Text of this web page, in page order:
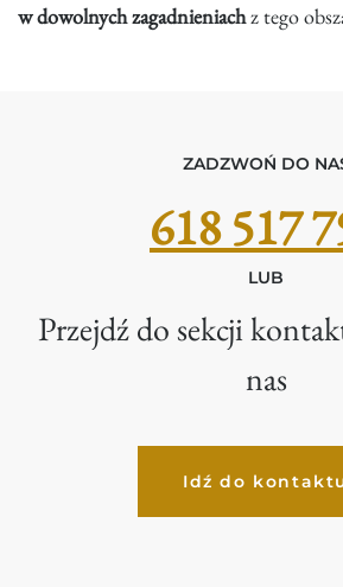
w dowolnych zagadnieniachz tego
ZADZWOŃ DO
618 517
LUB
Przejdź do sekcji
nas
Idź do